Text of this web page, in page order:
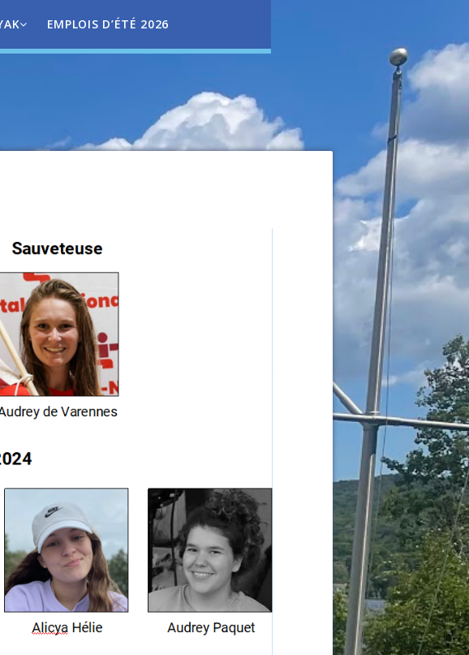
EMPLOIS D’ÉTÉ 2026